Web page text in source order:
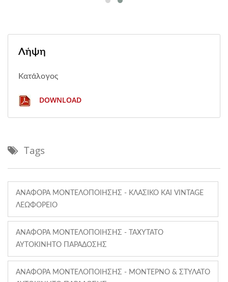
Λήψη
Κατάλογος
DOWNLOAD
Tags
ΑΝΑΦΟΡΆ ΜΟΝΤΕΛΟΠΟΊΗΣΗΣ - ΚΛΑΣΙΚΌ ΚΑΙ VINTAGE
ΛΕΩΦΟΡΕΊΟ
ΑΝΑΦΟΡΆ ΜΟΝΤΕΛΟΠΟΊΗΣΗΣ - ΤΑΧΎΤΑΤΟ
ΑΥΤΟΚΊΝΗΤΟ ΠΑΡΆΔΟΣΗΣ
ΑΝΑΦΟΡΆ ΜΟΝΤΕΛΟΠΟΊΗΣΗΣ - ΜΟΝΤΈΡΝΟ & ΣΤΥΛΆΤΟ